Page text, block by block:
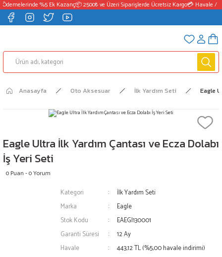
%5 Ek Kazanç📦 2500₺ ve Üzeri Siparişlerde Ücretsiz Kargo💳 Havale /
Anasayfa Oto Aksesuar İlk Yardım Seti Eagle
Eagle Ultra İlk Yardım Çantası ve Ecza Dolabı
İş Yeri Seti
0 Puan - 0 Yorum
Kategori
İlk Yardım Seti
Marka
Eagle
Stok Kodu
EAEGI130001
Garanti Süresi
12 Ay
Havale
443,12 TL (%5,00 havale indirimi)